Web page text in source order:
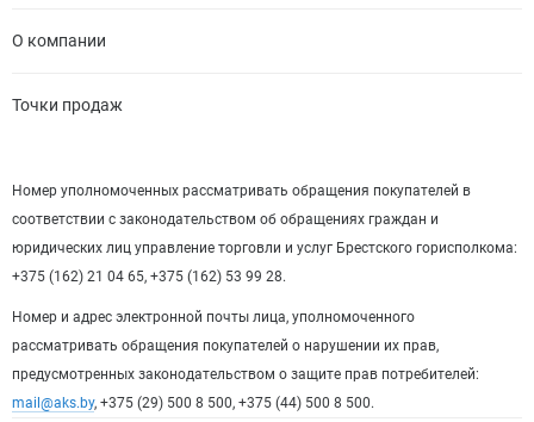
О компании
Точки продаж
Номер уполномоченных рассматривать обращения покупателей в
соответствии с законодательством об обращениях граждан и
юридических лиц управление торговли и услуг Брестского горисполкома:
+375 (162) 21 04 65, +375 (162) 53 99 28.
Номер и адрес электронной почты лица, уполномоченного
рассматривать обращения покупателей о нарушении их прав,
предусмотренных законодательством о защите прав потребителей:
mail@aks.by, +375 (29) 500 8 500, +375 (44) 500 8 500.